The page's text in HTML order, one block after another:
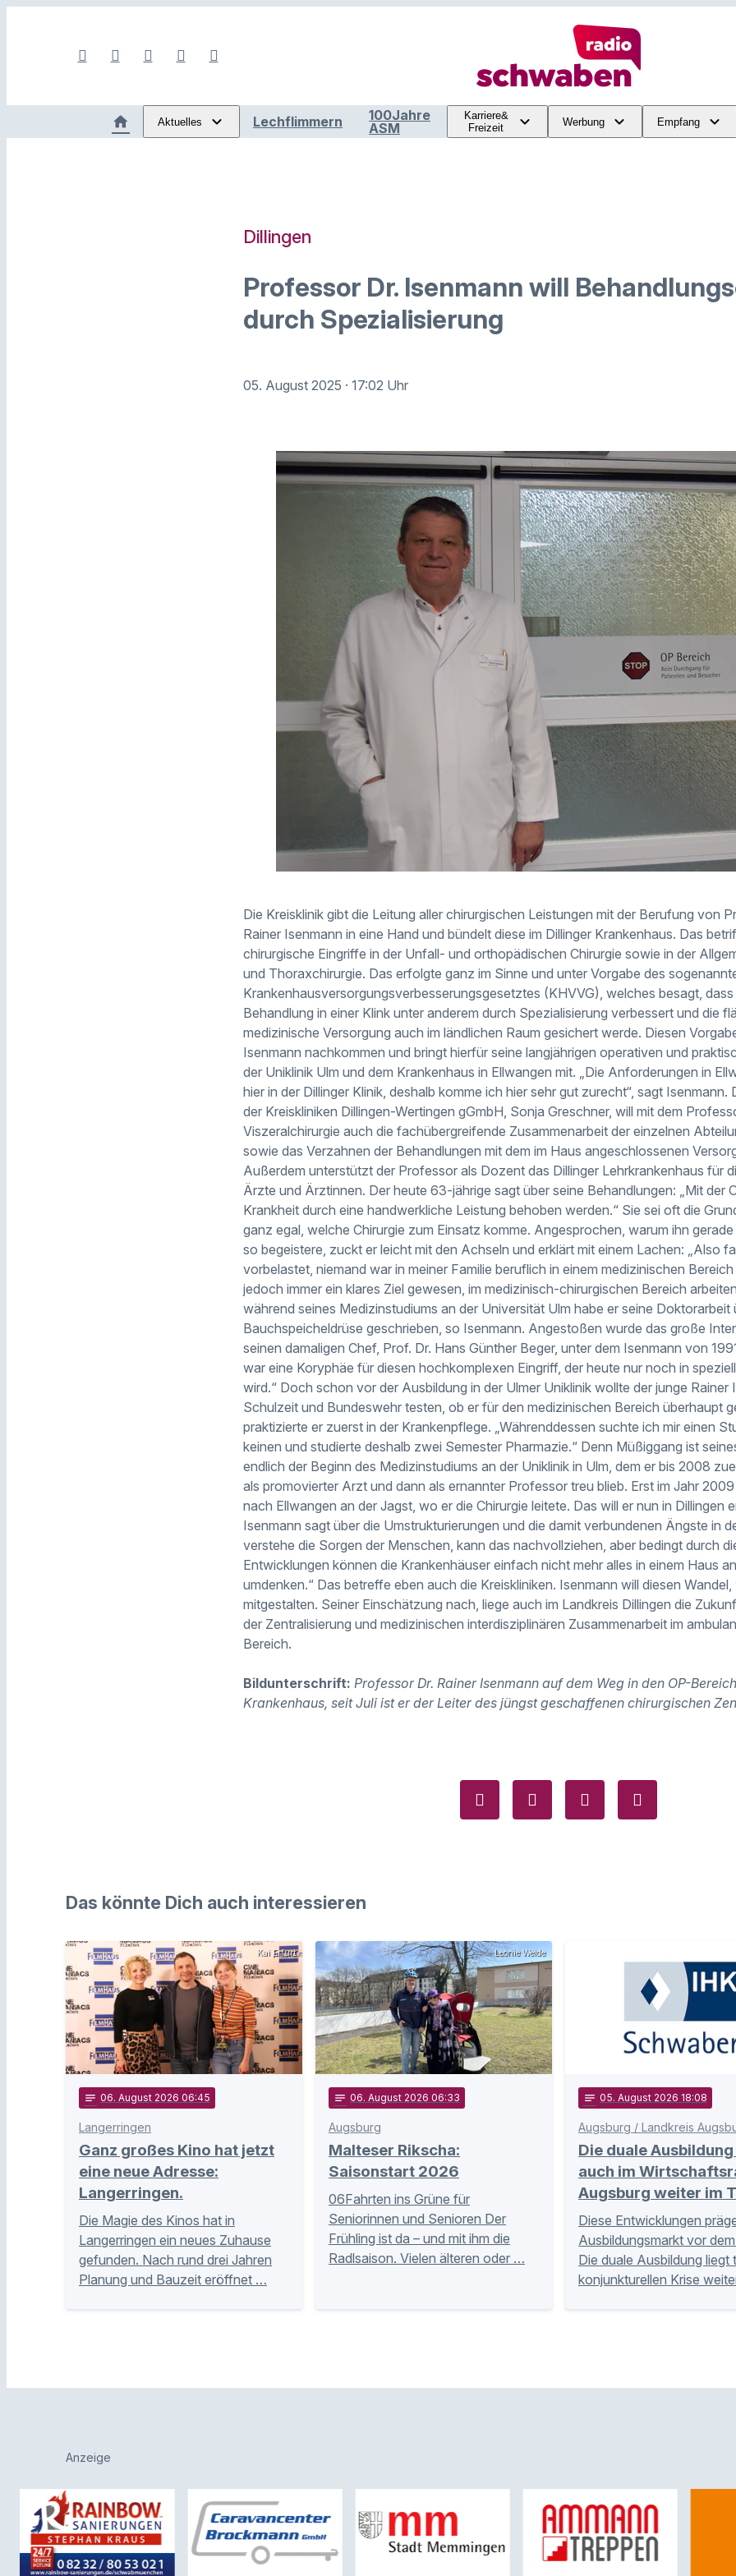
Aktuelles Lechflimmern
100Jahre
ASM
Karriere&
Freizeit
Werbung Empfang
Dillingen
Professor Dr. Isenmann will
durch Spezialisierung
05. August 2025 · 17:02 Uhr
Die Kreisklinik gibt die Leitung aller chirurgischen Leistungen mit der Berufung von
Rainer Isenmann in eine Hand und bündelt diese im Dillinger Krankenhaus. Das
chirurgische Eingriffe in der Unfall- und orthopädischen Chirurgie sowie in der
und Thoraxchirurgie. Das erfolgte ganz im Sinne und unter Vorgabe des
Krankenhausversorgungsverbesserungsgesetztes (KHVVG), welches besagt,
Behandlung in einer Klink unter anderem durch Spezialisierung verbessert und die
medizinische Versorgung auch im ländlichen Raum gesichert werde. Diesen
Isenmann nachkommen und bringt hierfür seine langjährigen operativen und
der Uniklinik Ulm und dem Krankenhaus in Ellwangen mit. „Die Anforderungen in
hier in der Dillinger Klinik, deshalb komme ich hier sehr gut zurecht“, sagt Isenmann.
der Kreiskliniken Dillingen-Wertingen gGmbH, Sonja Greschner, will mit dem
Viszeralchirurgie auch die fachübergreifende Zusammenarbeit der einzelnen
sowie das Verzahnen der Behandlungen mit dem im Haus angeschlossenen
Außerdem unterstützt der Professor als Dozent das Dillinger Lehrkrankenhaus für
Ärzte und Ärztinnen. Der heute 63-jährige sagt über seine Behandlungen: „Mit der
Krankheit durch eine handwerkliche Leistung behoben werden.“ Sie sei oft die
ganz egal, welche Chirurgie zum Einsatz komme. Angesprochen, warum ihn
so begeistere, zuckt er leicht mit den Achseln und erklärt mit einem Lachen: „Also
vorbelastet, niemand war in meiner Familie beruflich in einem medizinischen Bereich
jedoch immer ein klares Ziel gewesen, im medizinisch-chirurgischen Bereich
während seines Medizinstudiums an der Universität Ulm habe er seine Doktorarbeit
Bauchspeicheldrüse geschrieben, so Isenmann. Angestoßen wurde das große
seinen damaligen Chef, Prof. Dr. Hans Günther Beger, unter dem Isenmann von
war eine Koryphäe für diesen hochkomplexen Eingriff, der heute nur noch in
wird.“ Doch schon vor der Ausbildung in der Ulmer Uniklinik wollte der junge Rainer
Schulzeit und Bundeswehr testen, ob er für den medizinischen Bereich überhaupt
praktizierte er zuerst in der Krankenpflege. „Währenddessen suchte ich mir einen
keinen und studierte deshalb zwei Semester Pharmazie.“ Denn Müßiggang ist
endlich der Beginn des Medizinstudiums an der Uniklinik in Ulm, dem er bis 2008
als promovierter Arzt und dann als ernannter Professor treu blieb. Erst im Jahr
nach Ellwangen an der Jagst, wo er die Chirurgie leitete. Das will er nun in Dillingen
Isenmann sagt über die Umstrukturierungen und die damit verbundenen Ängste in
verstehe die Sorgen der Menschen, kann das nachvollziehen, aber bedingt durch
Entwicklungen können die Krankenhäuser einfach nicht mehr alles in einem Haus
umdenken.“ Das betreffe eben auch die Kreiskliniken. Isenmann will diesen
mitgestalten. Seiner Einschätzung nach, liege auch im Landkreis Dillingen die
der Zentralisierung und medizinischen interdisziplinären Zusammenarbeit im
Bereich.
Bildunterschrift: Professor Dr. Rainer Isenmann auf dem Weg in den OP-
Krankenhaus, seit Juli ist er der Leiter des jüngst geschaffenen chirurgischen
Das könnte Dich auch interessieren
Kai Erfurt
notes 06. August 2026 06:45
Langerringen
Ganz großes Kino hat jetzt
eine neue Adresse:
Langerringen.
Die Magie des Kinos hat in
Langerringen ein neues Zuhause
gefunden. Nach rund drei Jahren
Planung und Bauzeit eröffnet …
Leonie Weide
notes 06. August 2026 06:33
Augsburg
Malteser Rikscha:
Saisonstart 2026
06Fahrten ins Grüne für
Seniorinnen und Senioren Der
Frühling ist da – und mit ihm die
Radlsaison. Vielen älteren oder …
notes 05. August 2026 18:08
Augsburg / Landkreis
Die duale
auch im
Augsburg weiter im
Diese Entwicklungen
Ausbildungsmarkt vor
Die duale Ausbildung liegt
konjunkturellen Krise
Anzeige